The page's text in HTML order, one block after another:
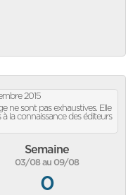
2015
ne sont pas exhaustives. Elle
la connaissance des éditeurs
Semaine
03/08 au 09/08
0